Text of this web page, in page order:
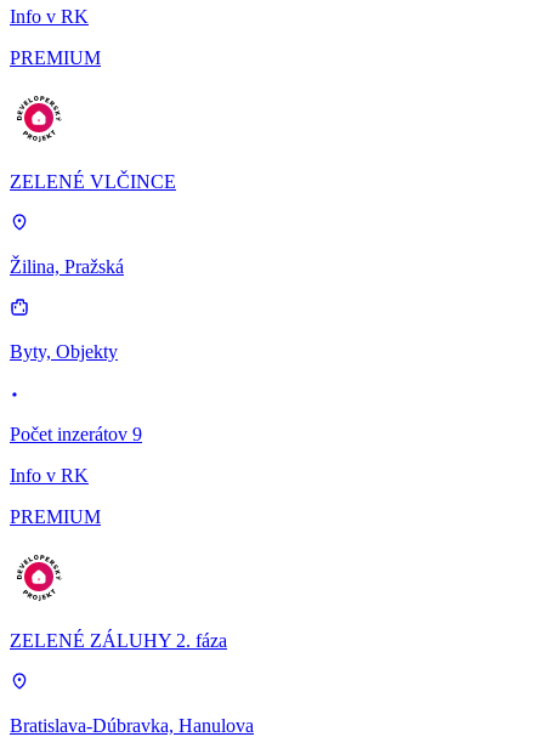
Info v RK
PREMIUM
ZELENÉ VLČINCE
Žilina, Pražská
Byty, Objekty
Počet inzerátov 9
Info v RK
PREMIUM
ZELENÉ ZÁLUHY 2. fáza
Bratislava-Dúbravka, Hanulova